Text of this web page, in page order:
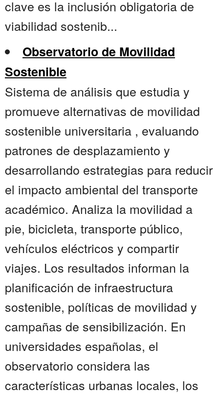
clave es la inclusión obligatoria de
viabilidad sostenib...
Observatorio de Movilidad
Sostenible
Sistema de análisis que estudia y
promueve alternativas de movilidad
sostenible universitaria , evaluando
patrones de desplazamiento y
desarrollando estrategias para reducir
el impacto ambiental del transporte
académico. Analiza la movilidad a
pie, bicicleta, transporte público,
vehículos eléctricos y compartir
viajes. Los resultados informan la
planificación de infraestructura
sostenible, políticas de movilidad y
campañas de sensibilización. En
universidades españolas, el
observatorio considera las
características urbanas locales, los